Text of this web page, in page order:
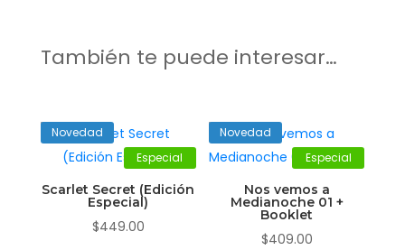
También te puede interesar…
Especial
Novedad
Scarlet Secret (Edición
Especial)
$449.00
Especial
Novedad
Nos vemos a
Medianoche 01 +
Booklet
$409.00